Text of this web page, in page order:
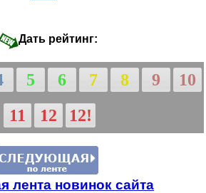
Дать рейтинг:
5 6 7 8 9
10
11
12 12!
лента новинок сайта